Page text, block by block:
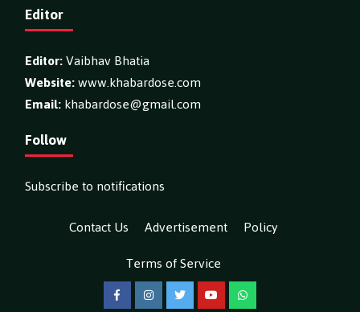
Editor
Editor:Vaibhav Bhatia
Website:www.khabardose.com
Email:khabardose@gmail.com
Follow
Subscribe to notifications
Contact Us
Advertisement
Policy
Terms of Service
FacebookInstagramTwitterYouTubeWhatsApp